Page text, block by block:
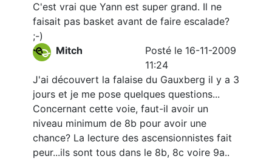
C'est vrai que Yann est super grand. Il ne
faisait pas basket avant de faire escalade?
;-)
Mitch
Posté le 16-11-2009
11:24
J'ai découvert la falaise du Gauxberg il y a 3
jours et je me pose quelques questions...
Concernant cette voie, faut-il avoir un
niveau minimum de 8b pour avoir une
chance? La lecture des ascensionnistes fait
peur...ils sont tous dans le 8b, 8c voire 9a..